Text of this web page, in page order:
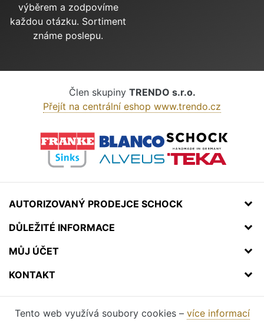
výběrem a zodpovíme
každou otázku. Sortiment
známe poslepu.
Člen skupiny TRENDO s.r.o.
Přejít na centrální eshop www.trendo.cz
AUTORIZOVANÝ PRODEJCE SCHOCK
DŮLEŽITÉ INFORMACE
MŮJ ÚČET
KONTAKT
Tento web využívá soubory cookies – více informací